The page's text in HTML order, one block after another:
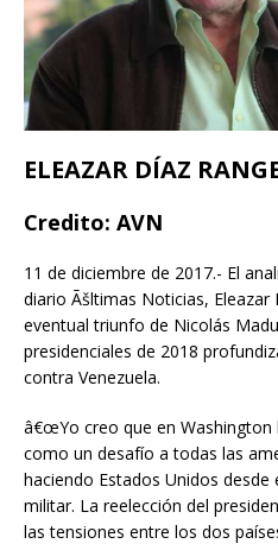
ELEAZAR DÍAZ
Credito: AVN
11 de diciembre de 2017.- El
diario Ãšltimas Noticias, Eleazar
eventual triunfo de Nicolás
presidenciales de 2018
contra Venezuela.
â€œYo creo que en
como un desafío a todas las
haciendo Estados Unidos
militar. La reelección del
las tensiones entre los dos